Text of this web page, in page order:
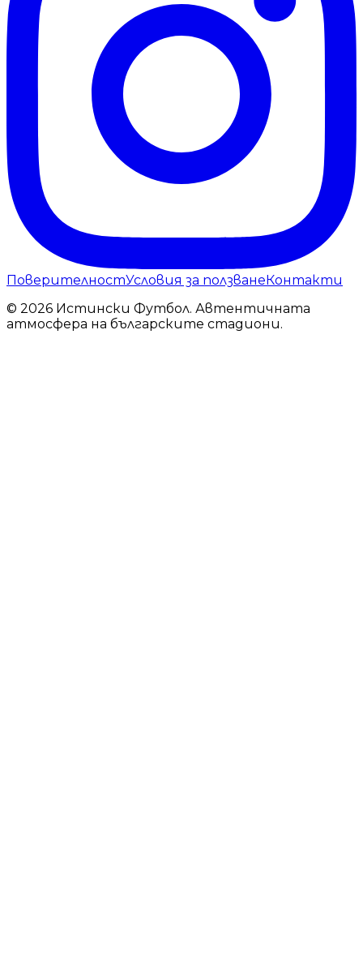
ПоверителностУсловия за ползванеКонтакти
© 2026 Истински Футбол. Автентичната
атмосфера на българските стадиони.